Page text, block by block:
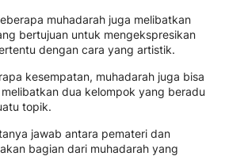
muhadarah juga melibatkan
bertujuan untuk mengekspresikan
dengan cara yang artistik.
kesempatan, muhadarah juga bisa
dua kelompok yang beradu
topik.
jawab antara pemateri dan
bagian dari muhadarah yang